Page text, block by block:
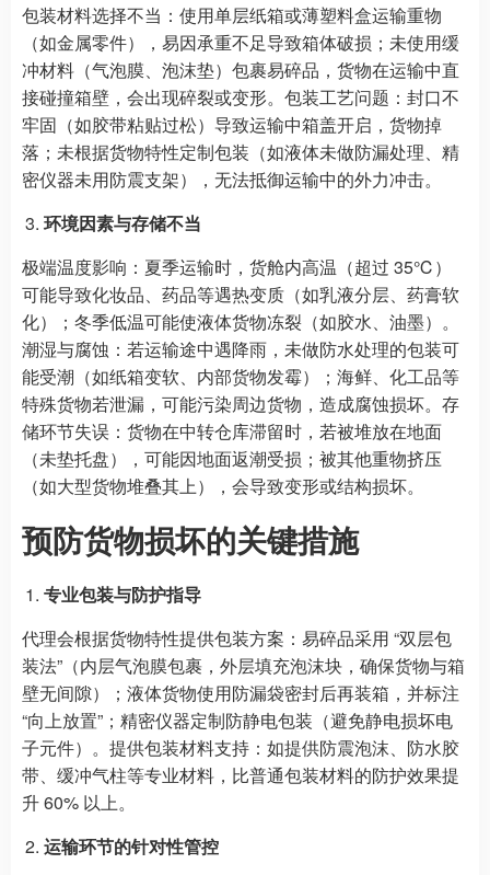
包装材料选择不当：使用单层纸箱或薄塑料盒运输重物
（如金属零件），易因承重不足导致箱体破损；未使用缓
冲材料（气泡膜、泡沫垫）包裹易碎品，货物在运输中直
接碰撞箱壁，会出现碎裂或变形。包装工艺问题：封口不
牢固（如胶带粘贴过松）导致运输中箱盖开启，货物掉
落；未根据货物特性定制包装（如液体未做防漏处理、精
密仪器未用防震支架），无法抵御运输中的外力冲击。
环境因素与存储不当
极端温度影响：夏季运输时，货舱内高温（超过 35℃）
可能导致化妆品、药品等遇热变质（如乳液分层、药膏软
化）；冬季低温可能使液体货物冻裂（如胶水、油墨）。
潮湿与腐蚀：若运输途中遇降雨，未做防水处理的包装可
能受潮（如纸箱变软、内部货物发霉）；海鲜、化工品等
特殊货物若泄漏，可能污染周边货物，造成腐蚀损坏。存
储环节失误：货物在中转仓库滞留时，若被堆放在地面
（未垫托盘），可能因地面返潮受损；被其他重物挤压
（如大型货物堆叠其上），会导致变形或结构损坏。
预防货物损坏的关键措施
专业包装与防护指导
代理会根据货物特性提供包装方案：易碎品采用 “双层包
装法”（内层气泡膜包裹，外层填充泡沫块，确保货物与箱
壁无间隙）；液体货物使用防漏袋密封后再装箱，并标注
“向上放置”；精密仪器定制防静电包装（避免静电损坏电
子元件）。提供包装材料支持：如提供防震泡沫、防水胶
带、缓冲气柱等专业材料，比普通包装材料的防护效果提
升 60% 以上。
运输环节的针对性管控